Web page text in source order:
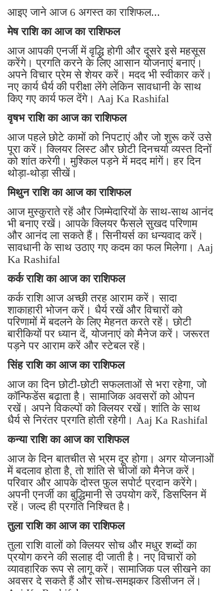
आइए जाने आज 6 अगस्त का राशिफल...
मेष राशि का आज का राशिफल
आज आपकी एनर्जी में वृद्धि होगी और दूसरे इसे महसूस
करेंगे। प्रगति करने के लिए आसान योजनाएं बनाएं।
अपने विचार प्रेम से शेयर करें। मदद भी स्वीकार करें।
नए कार्य धैर्य की परीक्षा लेंगे लेकिन सावधानी के साथ
किए गए कार्य फल देंगे। Aaj Ka Rashifal
वृषभ राशि का आज का राशिफल
आज पहले छोटे कामों को निपटाएं और जो शुरू करें उसे
पूरा करें। क्लियर लिस्ट और छोटी दिनचर्या व्यस्त दिनों
को शांत करेगी। मुश्किल पड़ने में मदद मांगें। हर दिन
थोड़ा-थोड़ा सीखें।
मिथुन राशि का आज का राशिफल
आज मुस्कुराते रहें और जिम्मेदारियों के साथ-साथ आनंद
भी बनाए रखें। आपके क्लियर फैसले सुखद परिणाम
और आनंद ला सकते हैं। सिनीयर्स का धन्यवाद करें।
सावधानी के साथ उठाए गए कदम का फल मिलेगा। Aaj
Ka Rashifal
कर्क राशि का आज का राशिफल
कर्क राशि आज अच्छी तरह आराम करें। सादा
शाकाहारी भोजन करें। धैर्य रखें और विचारों को
परिणामों में बदलने के लिए मेहनत करते रहें। छोटी
बारीकियों पर ध्यान दें, योजनाएं को मैनेज करें। जरूरत
पड़ने पर आराम करें और स्टेबल रहें।
सिंह राशि का आज का राशिफल
आज का दिन छोटी-छोटी सफलताओं से भरा रहेगा, जो
कॉन्फिडेंस बढ़ाता है। सामाजिक अवसरों को ओपन
रखें। अपने विकल्पों को क्लियर रखें। शांति के साथ
धैर्य से निरंतर प्रगति होती रहेगी। Aaj Ka Rashifal
कन्या राशि का आज का राशिफल
आज के दिन बातचीत से भ्रम दूर होगा। अगर योजनाओं
में बदलाव होता है, तो शांति से चीजों को मैनेज करें।
परिवार और आपके दोस्त फुल सपोर्ट प्रदान करेंगे।
अपनी एनर्जी का बुद्धिमानी से उपयोग करें, डिसप्लिन में
रहें। जल्द ही प्रगति निश्चित है।
तुला राशि का आज का राशिफल
तुला राशि वालों को क्लियर सोच और मधुर शब्दों का
प्रयोग करने की सलाह दी जाती है। नए विचारों को
व्यावहारिक रूप से लागू करें। सामाजिक पल सीखने का
अवसर दे सकते हैं और सोच-समझकर डिसीजन लें।